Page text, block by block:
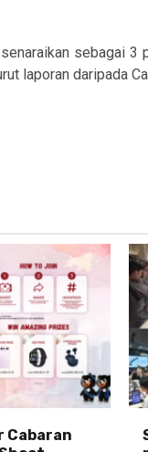
sebagai 3
laporan daripada
Cabaran